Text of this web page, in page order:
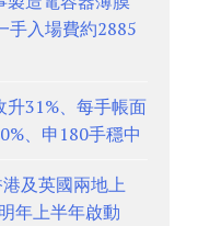
入場費約2885
31%、每手帳面
、申180手穩中
及英國兩地上
年上半年啟動